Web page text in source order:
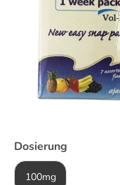
Dosierung
100mg